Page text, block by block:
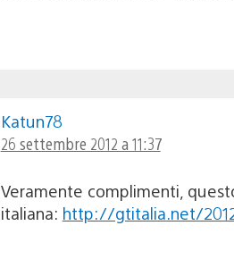
Katun78
26 settembre 2012 a 11:37
Veramente complimenti,
italiana: http://gtitalia.net/